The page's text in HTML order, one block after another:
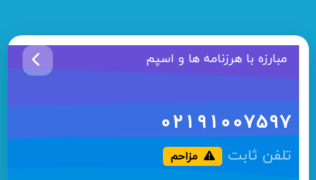
مبارزه با هرزنامه ها و اسپم
02191007597
تلفن ثابت مزاحم